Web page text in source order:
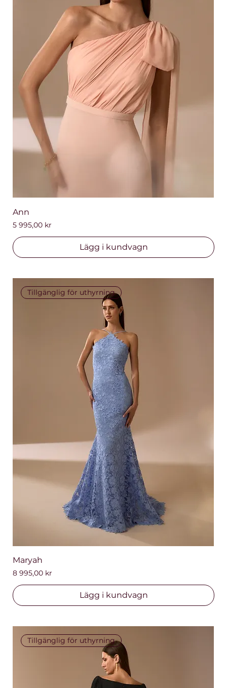
Ann
Pris
5 995,00 kr
Lägg i kundvagn
Tillgänglig för uthyrning
Maryah
Pris
8 995,00 kr
Lägg i kundvagn
Tillgänglig för uthyrning